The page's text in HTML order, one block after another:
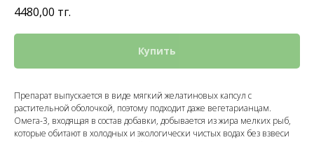
4480,00 тг.
Купить
Препарат выпускается в виде мягкий желатиновых капсул с
растительной оболочкой, поэтому подходит даже вегетарианцам.
Омега-3, входящая в состав добавки, добывается из жира мелких рыб,
которые обитают в холодных и экологически чистых водах без взвеси